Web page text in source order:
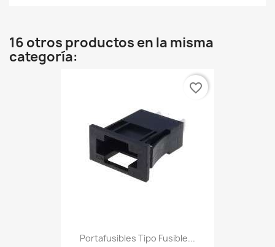
16 otros productos en la misma
categoría:
Portafusibles Tipo Fusible...
favorite_border